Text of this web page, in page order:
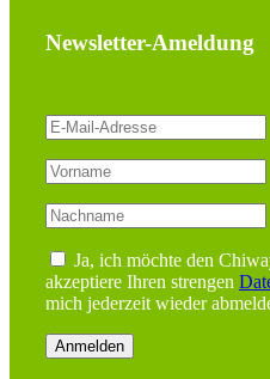
Newsletter-Ameldung
Ja, ich möchte den
akzeptiere Ihren strengen
mich jederzeit wieder